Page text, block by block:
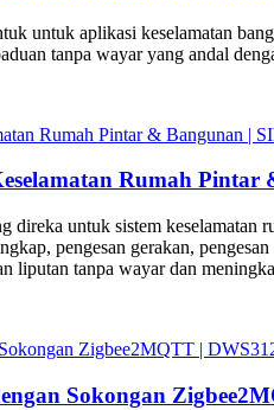
untuk aplikasi keselamatan
tanpa wayar yang andal
Rumah Pintar
direka untuk sistem
pengesan gerakan,
liputan tanpa wayar dan
Sokongan